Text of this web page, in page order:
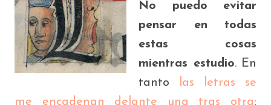
No puedo evitar
pensar en todas
estas cosas
mientras estudio. En
tanto las letras se
me encadenan delante una tras otra: